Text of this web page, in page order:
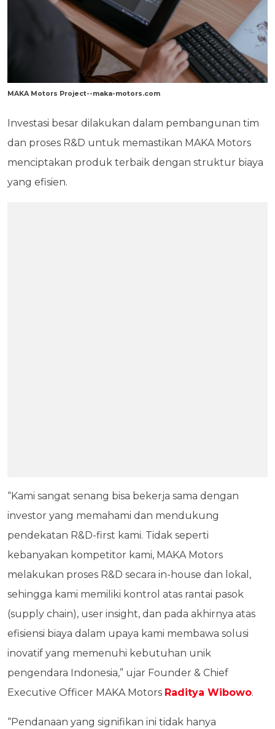
MAKA Motors Project--maka-motors.com
Investasi besar dilakukan dalam pembangunan tim
dan proses R&D untuk memastikan MAKA Motors
menciptakan produk terbaik dengan struktur biaya
yang efisien.
“Kami sangat senang bisa bekerja sama dengan
investor yang memahami dan mendukung
pendekatan R&D-first kami. Tidak seperti
kebanyakan kompetitor kami, MAKA Motors
melakukan proses R&D secara in-house dan lokal,
sehingga kami memiliki kontrol atas rantai pasok
(supply chain), user insight, dan pada akhirnya atas
efisiensi biaya dalam upaya kami membawa solusi
inovatif yang memenuhi kebutuhan unik
pengendara Indonesia,” ujar Founder & Chief
Executive Officer MAKA Motors Raditya Wibowo.
“Pendanaan yang signifikan ini tidak hanya